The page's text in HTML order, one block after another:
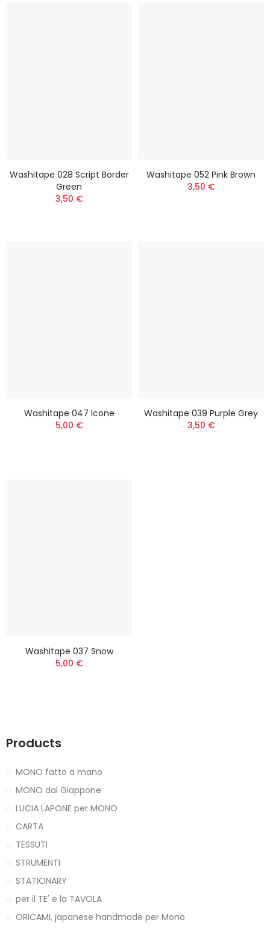
Washitape 028 Script Border
Green
3,50 €
Washitape 052 Pink Brown
3,50 €
Washitape 047 Icone
5,00 €
Washitape 039 Purple Grey
3,50 €
Washitape 037 Snow
5,00 €
Products
MONO fatto a mano
MONO dal Giappone
LUCIA LAPONE per MONO
CARTA
TESSUTI
STRUMENTI
STATIONARY
per il TE' e la TAVOLA
ORICAMI, japanese handmade per Mono